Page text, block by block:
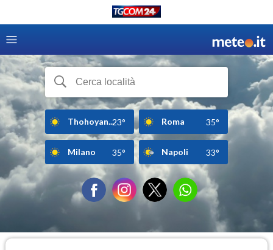
Thohoyan...23° Roma 35°
Milano 35° Napoli 33°